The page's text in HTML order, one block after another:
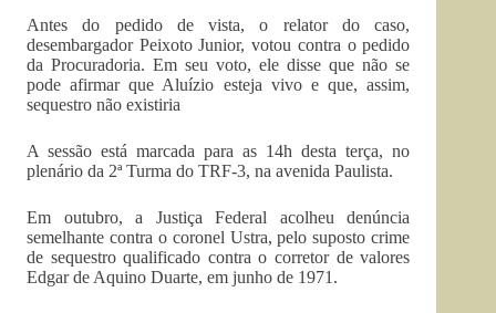
Antes do pedido de vista, o relator do caso,
desembargador Peixoto Junior, votou contra o pedido
da Procuradoria. Em seu voto, ele disse que não se
pode afirmar que Aluízio esteja vivo e que, assim,
sequestro não existiria
A sessão está marcada para as 14h desta terça, no
plenário da 2ª Turma do TRF-3, na avenida Paulista.
Em outubro, a Justiça Federal acolheu denúncia
semelhante contra o coronel Ustra, pelo suposto crime
de sequestro qualificado contra o corretor de valores
Edgar de Aquino Duarte, em junho de 1971.